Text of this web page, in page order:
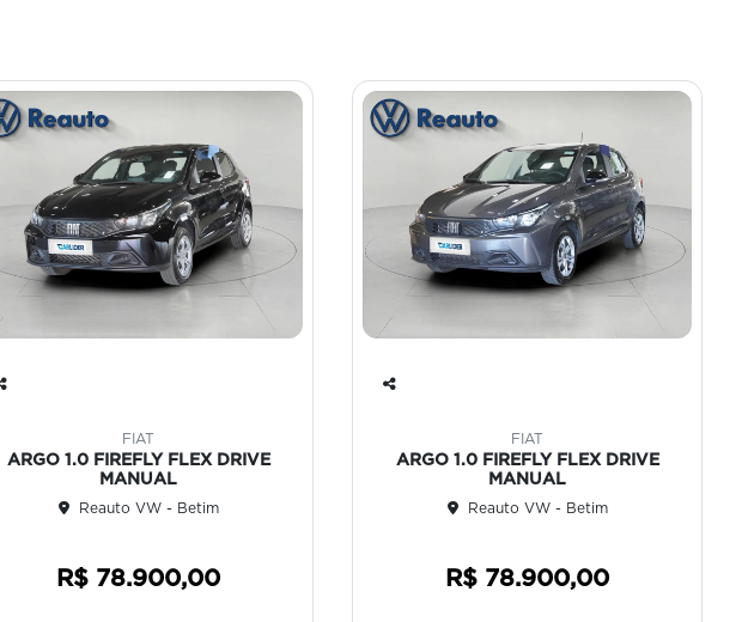
ilh
FIAT
ARGO 1.0 FIREFLY FLEX DRIVE
MANUAL
Reauto VW - Betim
R$ 78.900,00
ilh
FIAT
ARGO 1.0 FIREFLY FLEX DRIVE
MANUAL
Reauto VW - Betim
R$ 78.900,00